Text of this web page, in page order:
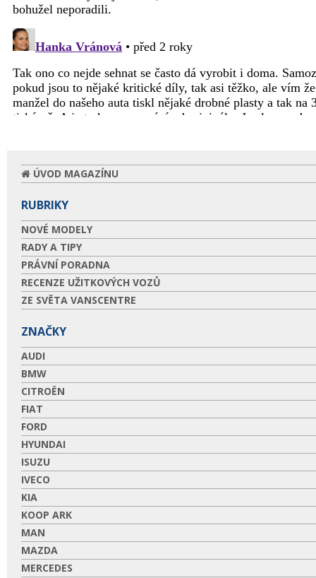
ÚVOD MAGAZÍNU
RUBRIKY
NOVÉ MODELY
RADY A TIPY
PRÁVNÍ PORADNA
RECENZE UŽITKOVÝCH VOZŮ
ZE SVĚTA VANSCENTRE
ZNAČKY
AUDI
BMW
CITROËN
FIAT
FORD
HYUNDAI
ISUZU
IVECO
KIA
KOOP ARK
MAN
MAZDA
MERCEDES